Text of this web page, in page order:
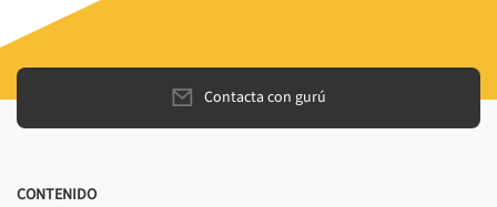
Contacta con gurú
CONTENIDO